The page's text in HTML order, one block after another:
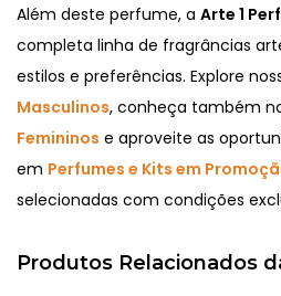
Além deste perfume, a Arte 1
completa linha de fragrâncias
estilos e preferências. Explore
Masculinos, conheça também
Femininos e aproveite as
em Perfumes e Kits em
selecionadas com condições
Produtos Relacionados